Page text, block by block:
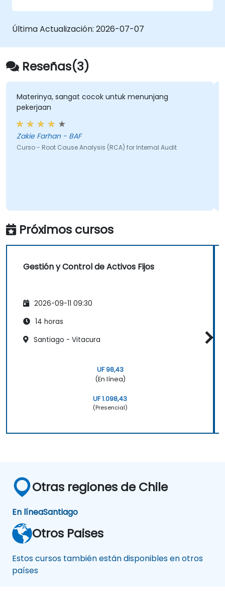
reaудitar los mismos controles fallidos, en
lugar de enfocarse en nuevos riesgos
Reducción de Autoridad:Reportar
repetidamente los mismos problemas
debilita la influencia de la División de
Auditoría ante la alta dirección y los
auditados.
Última Actualización: 2026-07-07
Reseñas(3)
Materinya, sangat cocok untuk menunjang
pekerjaan
Zakie Farhan - BAF
Curso - Root Cause Analysis (RCA) for Internal Audit
Próximos cursos
Gestión y Control de Activos Fijos
2026-09-11 09:30
14 horas
Santiago - Vitacura
UF 98,43
(En línea)
UF 1.098,43
(Presencial)
Otras regiones de Chile
En líneaSantiago
Otros Paises
Estos cursos también están disponibles en otros
países